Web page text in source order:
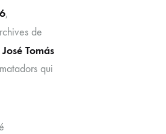
,
de
José Tomás
qui